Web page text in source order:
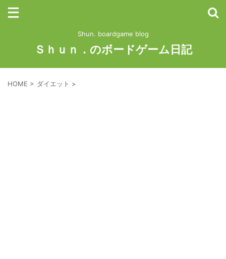
Shun. boardgame blog
Ｓｈｕｎ．のボードゲーム日記
HOME > ダイエット >